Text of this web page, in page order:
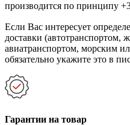
производится по принципу
Если Вас интересует
доставки (автотранспортом,
авиатранспортом, морским
обязательно укажите это в
Гарантии на товар